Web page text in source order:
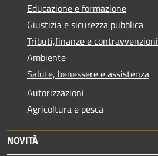
Educazione e formazione
Giustizia e sicurezza pubblica
Tributi,finanze e contravvenzioni
Ambiente
Salute, benessere e assistenza
Autorizzazioni
Agricoltura e pesca
NOVITÀ